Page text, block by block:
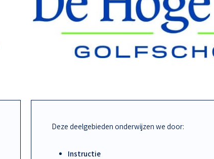
Deze deelgebieden onderwijzen we door:
Instructie